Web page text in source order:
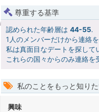
尊重する基準
認められた年齢層は 44-55.
1人のメンバーだけから連絡
私は真面目なデートを探して
これらの国々からのみ連絡を
私のことをもっと知り
興味